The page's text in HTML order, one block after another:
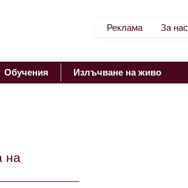
Реклама За нас
Обучения Излъчване на живо
на